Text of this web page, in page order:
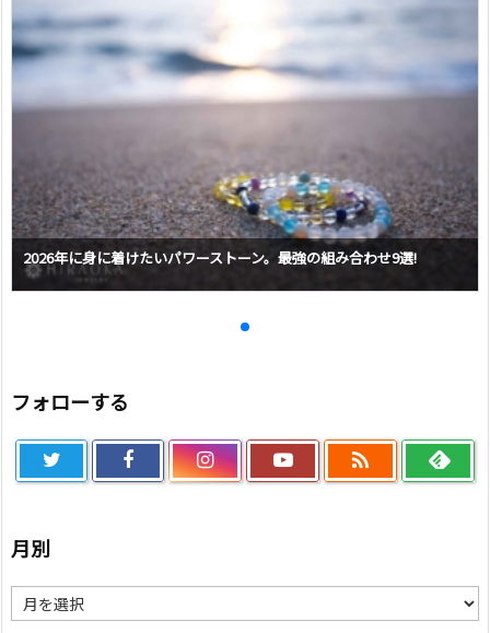
2026年に身に着けたいパワーストーン。最強の組み合わせ9選!
フォローする

月別
別